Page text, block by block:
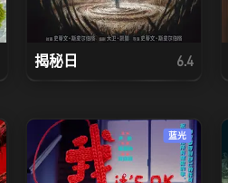
揭秘日 6.4
蓝光